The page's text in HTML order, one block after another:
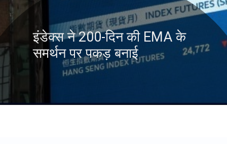
इंडेक्स ने 200-दिन की EMA के
समर्थन पर पकड़ बनाई